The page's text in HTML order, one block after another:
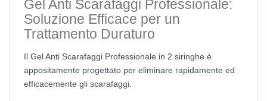
Gel Anti Scarafaggi Professionale:
Soluzione Efficace per un
Trattamento Duraturo
Il Gel Anti Scarafaggi Professionale in 2 siringhe è
appositamente progettato per eliminare rapidamente ed
efficacemente gli scarafaggi.